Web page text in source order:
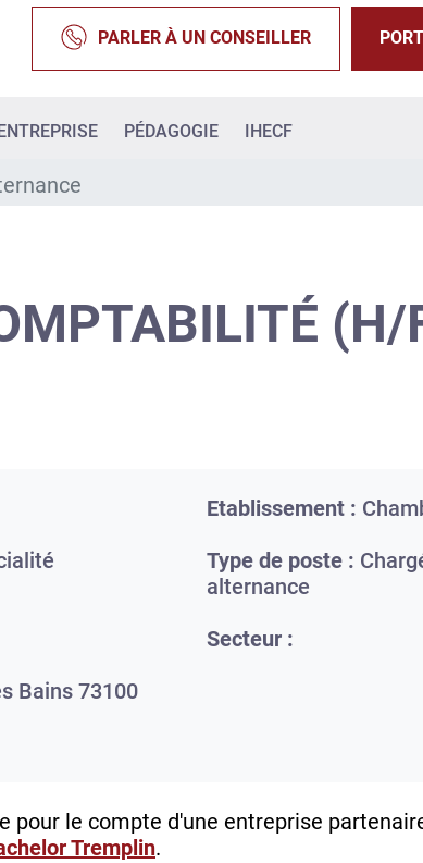
PARLER À UN CONSEILLER
ENTREPRISE PÉDAGOGIE IHECF
(H/
Etablissement :
Type de poste :
alternance
Secteur :
Bains 73100
pour le compte d'une entreprise
Tremplin.